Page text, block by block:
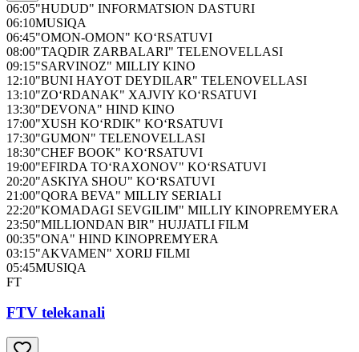
06:05"HUDUD" INFORMATSION DASTURI
06:10MUSIQA
06:45"OMON-OMON" KO‘RSATUVI
08:00"TAQDIR ZARBALARI" TELENOVELLASI
09:15"SARVINOZ" MILLIY KINO
12:10"BUNI HAYOT DEYDILAR" TELENOVELLASI
13:10"ZO‘RDANAK" XAJVIY KO‘RSATUVI
13:30"DEVONA" HIND KINO
17:00"XUSH KO‘RDIK" KO‘RSATUVI
17:30"GUMON" TELENOVELLASI
18:30"CHEF BOOK" KO‘RSATUVI
19:00"EFIRDA TO‘RAXONOV" KO‘RSATUVI
20:20"ASKIYA SHOU" KO‘RSATUVI
21:00"QORA BEVA" MILLIY SERIALI
22:20"KOMADAGI SEVGILIM" MILLIY KINOPREMYERA
23:50"MILLIONDAN BIR" HUJJATLI FILM
00:35"ONA" HIND KINOPREMYERA
03:15"AKVAMEN" XORIJ FILMI
05:45MUSIQA
FT
FTV telekanali